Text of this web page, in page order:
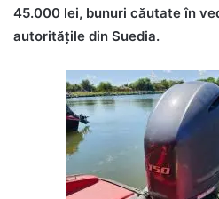
45.000 lei, bunuri căutate în
autoritățile din Suedia.